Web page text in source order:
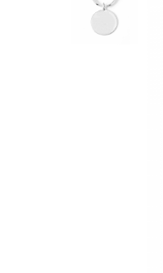
Bijuterii pentru barbati